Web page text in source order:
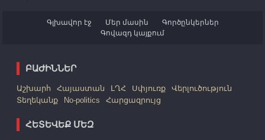
Գլխավոր էջ Մեր մասին
Գործընկերներ
Գովազդ կայքում
ԲԱԺԻՆՆԵՐ
Աշխարհ Հայաստան ԼՂՀ Սփյուռք
Վերլուծություն
Տեղեկանք
No-politics Հարցազրույց
ՀԵՏԵՎԵՔ ՄԵԶ